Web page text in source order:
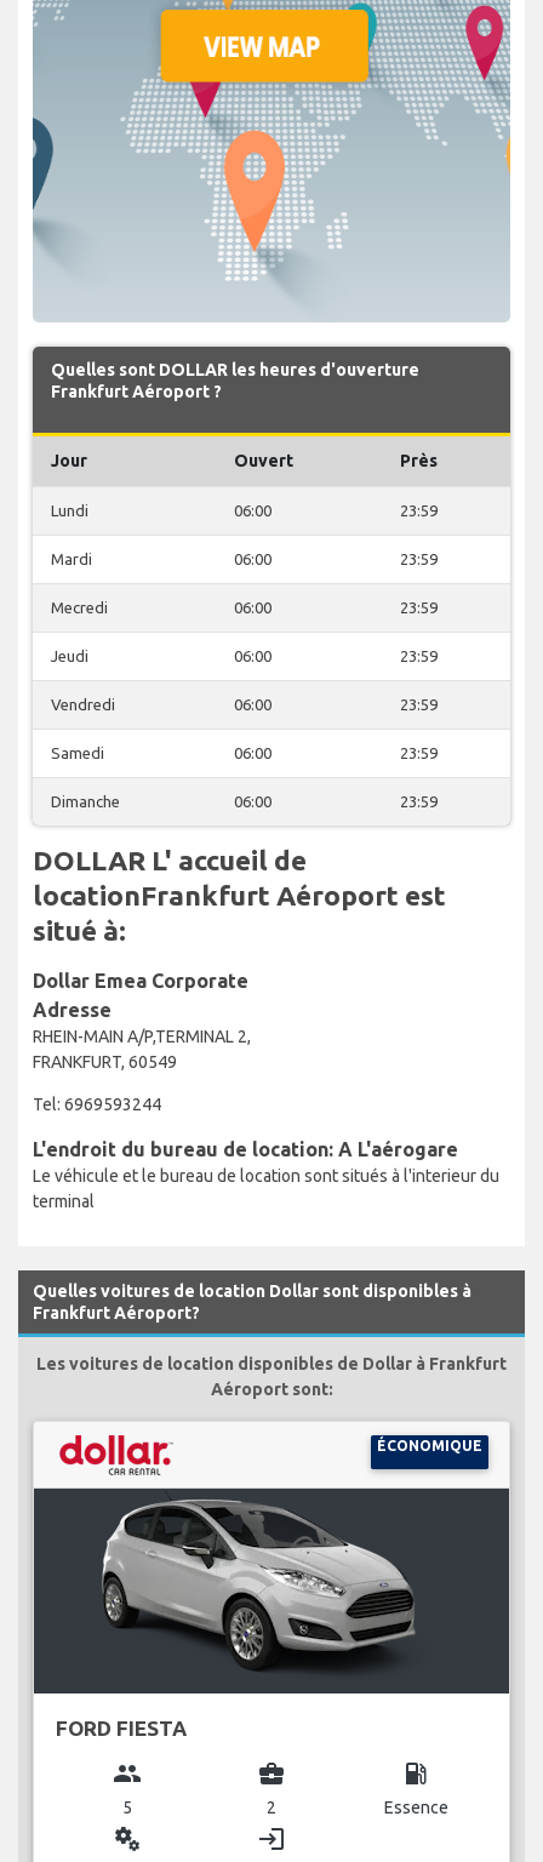
Quelles sont DOLLAR les heures d'ouverture
Frankfurt Aéroport ?
Jour Ouvert Près
Lundi 06:00 23:59
Mardi 06:00 23:59
Mecredi 06:00 23:59
Jeudi 06:00 23:59
Vendredi 06:00 23:59
Samedi 06:00 23:59
Dimanche 06:00 23:59
DOLLAR L' accueil de
locationFrankfurt Aéroport est
situé à:
Dollar Emea Corporate
Adresse
RHEIN-MAIN A/P,TERMINAL 2,
FRANKFURT, 60549
Tel: 6969593244
L'endroit du bureau de location: A L'aérogare
Le véhicule et le bureau de location sont situés à l'interieur du
terminal
Quelles voitures de location Dollar sont disponibles à
Frankfurt Aéroport?
Les voitures de location disponibles de Dollar à Frankfurt
Aéroport sont:
ÉCONOMIQUE
FORD FIESTA
group
5
business_center
2
local_gas_station
Essence
miscellaneous_services login